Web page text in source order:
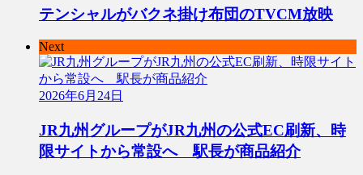
テンシャルがバクネ掛け布団のTVCM放映
Next
2026年6月24日
JR九州グループがJR九州の公式EC刷新、時
限サイトから常設へ 駅長が商品紹介